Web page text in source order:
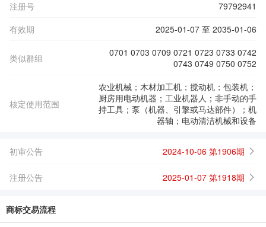
注册号
79792941
有效期
2025-01-07 至 2035-01-06
类似群组
0701 0703 0709 0721 0723 0733 0742
0743 0749 0750 0752
核定使用范围
农业机械；木材加工机；搅动机；包装机；
厨房用电动机器；工业机器人；非手动的手
持工具；泵（机器、引擎或马达部件）；机
器轴；电动清洁机械和设备
初审公告 2024-10-06 第1906期
注册公告 2025-01-07 第1918期
商标交易流程